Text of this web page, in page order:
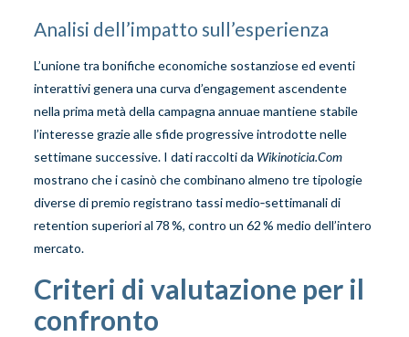
Analisi dell’impatto sull’esperienza
L’unione tra bonifiche economiche sostanziose ed eventi
interattivi genera una curva d’engagement ascendente
nella prima metà della campagna annuae mantiene stabile
l’interesse grazie alle sfide progressive introdotte nelle
settimane successive. I dati raccolti da Wikinoticia.Com
mostrano che i casinò che combinano almeno tre tipologie
diverse di premio registrano tassi medio‑settimanali di
retention superiori al 78 %, contro un 62 % medio dell’intero
mercato.
Criteri di valutazione per il
confronto